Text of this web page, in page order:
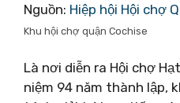
Nguồn: Hiệp hội Hội chợ
Khu hội chợ quận Cochise
Là nơi diễn ra Hội chợ
niệm 94 năm thành lập,